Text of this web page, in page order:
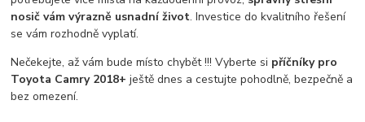
nosič vám výrazně usnadní život. Investice do kvalitního řešení
se vám rozhodně vyplatí.
Nečekejte, až vám bude místo chybět !!! Vyberte si příčníky pro
Toyota Camry 2018+ještě dnes a cestujte pohodlně, bezpečně a
bez omezení.